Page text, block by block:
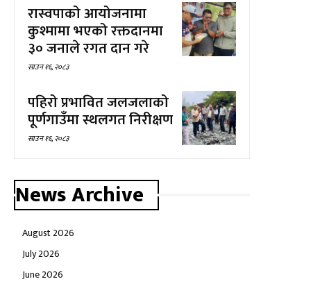
रास्वपाको आयोजनामा
कुश्मामा भएको रक्तदानमा
३० जनाले रगत दान गरे
साउन १६, २०८३
पहिरो प्रभावित जलजलाको
पूर्णगाउँमा स्थलगत निरीक्षण
साउन १६, २०८३
News Archive
August 2026
July 2026
June 2026